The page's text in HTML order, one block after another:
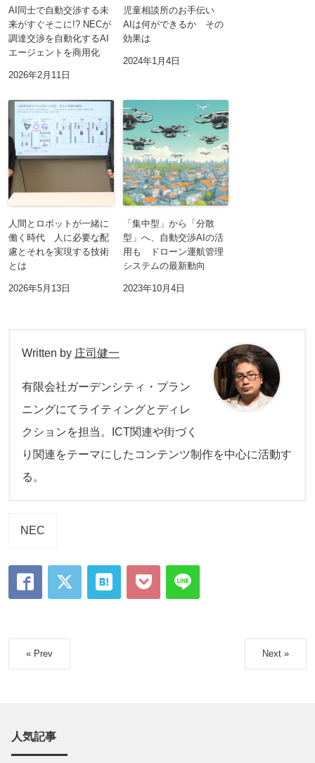
AI同士で自動交渉する未
来がすぐそこに!? NECが
調達交渉を自動化するAI
エージェントを商用化
2026年2月11日
児童相談所のお手伝い
AIは何ができるか その
効果は
2024年1月4日
人間とロボットが一緒に
働く時代 人に必要な配
慮とそれを実現する技術
とは
2026年5月13日
「集中型」から「分散
型」へ、自動交渉AIの活
用も ドローン運航管理
システムの最新動向
2023年10月4日
Written by 庄司健一
有限会社ガーデンシティ・プラン
ニングにてライティングとディレ
クションを担当。ICT関連や街づく
り関連をテーマにしたコンテンツ制作を中心に活動す
る。
NEC
« Prev Next »
人気記事